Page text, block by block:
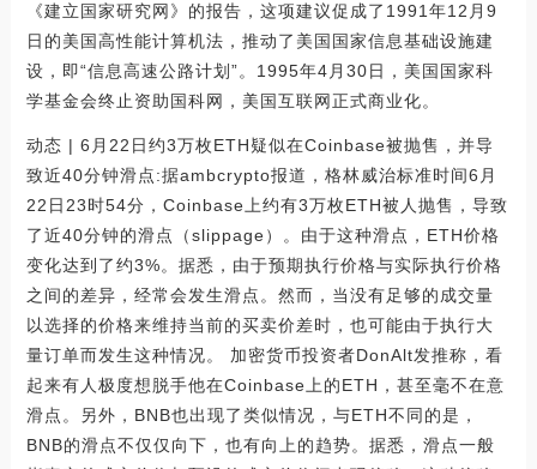
《建立国家研究网》的报告，这项建议促成了1991年12月9
日的美国高性能计算机法，推动了美国国家信息基础设施建
设，即“信息高速公路计划”。1995年4月30日，美国国家科
学基金会终止资助国科网，美国互联网正式商业化。
动态 | 6月22日约3万枚ETH疑似在Coinbase被抛售，并导
致近40分钟滑点:据ambcrypto报道，格林威治标准时间6月
22日23时54分，Coinbase上约有3万枚ETH被人抛售，导致
了近40分钟的滑点（slippage）。由于这种滑点，ETH价格
变化达到了约3%。据悉，由于预期执行价格与实际执行价格
之间的差异，经常会发生滑点。然而，当没有足够的成交量
以选择的价格来维持当前的买卖价差时，也可能由于执行大
量订单而发生这种情况。 加密货币投资者DonAlt发推称，看
起来有人极度想脱手他在Coinbase上的ETH，甚至毫不在意
滑点。另外，BNB也出现了类似情况，与ETH不同的是，
BNB的滑点不仅仅向下，也有向上的趋势。据悉，滑点一般